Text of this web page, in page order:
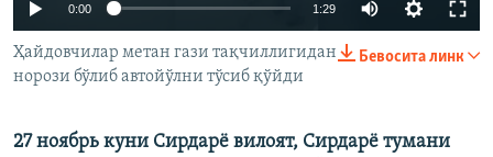
0:00 1:29
Бевосита линк
Ҳайдовчилар метан гази тақчиллигидан
норози бўлиб автойўлни тўсиб қўйди
27 ноябрь куни Сирдарё вилоят, Сирдарё тумани